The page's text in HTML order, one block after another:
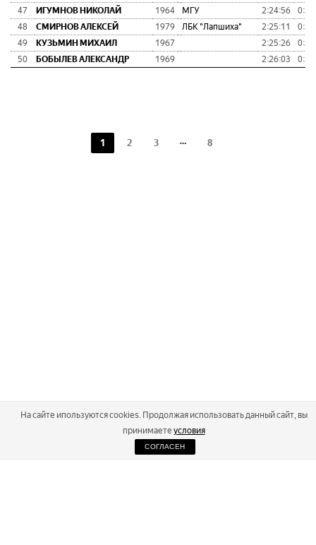
47
ИГУМНОВ НИКОЛАЙ 1964 МГУ 2:24:56
48
СМИРНОВ АЛЕКСЕЙ 1979 ЛБК "Лапшиха" 2:25:11
49
КУЗЬМИН МИХАИЛ 1967 2:25:26
50
БОБЫЛЕВ АЛЕКСАНДР 1969 2:26:03
1 2 3 8
2026
На сайте ипользуются cookies. Продолжая использовать данный сайт, вы
принимаете условия
СОГЛАСЕН